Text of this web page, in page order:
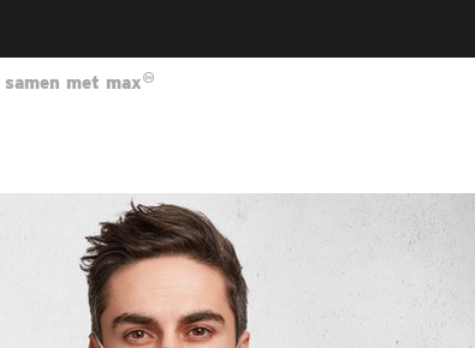
samen met max